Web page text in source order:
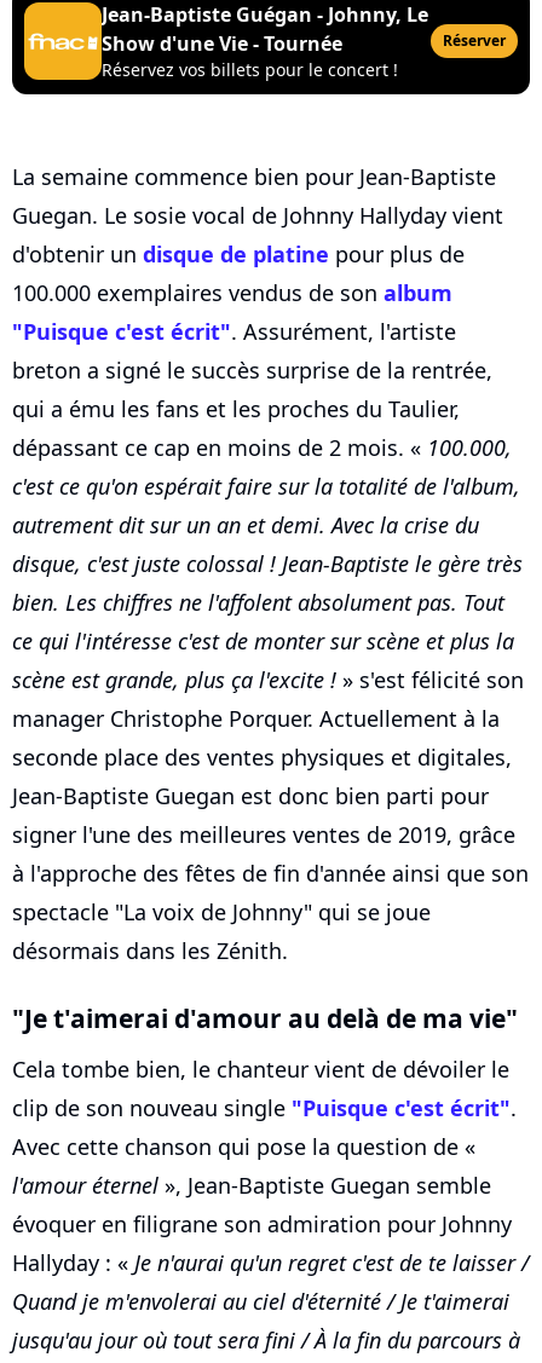
Jean-Baptiste Guégan - Johnny, Le
Show d'une Vie - Tournée
Réservez vos billets pour le concert !
Réserver
La semaine commence bien pour Jean-Baptiste
Guegan. Le sosie vocal de Johnny Hallyday vient
d'obtenir un disque de platine pour plus de
100.000 exemplaires vendus de son album
"Puisque c'est écrit". Assurément, l'artiste
breton a signé le succès surprise de la rentrée,
qui a ému les fans et les proches du Taulier,
dépassant ce cap en moins de 2 mois. « 100.000,
c'est ce qu'on espérait faire sur la totalité de l'album,
autrement dit sur un an et demi. Avec la crise du
disque, c'est juste colossal ! Jean-Baptiste le gère très
bien. Les chiffres ne l'affolent absolument pas. Tout
ce qui l'intéresse c'est de monter sur scène et plus la
scène est grande, plus ça l'excite ! » s'est félicité son
manager Christophe Porquer. Actuellement à la
seconde place des ventes physiques et digitales,
Jean-Baptiste Guegan est donc bien parti pour
signer l'une des meilleures ventes de 2019, grâce
à l'approche des fêtes de fin d'année ainsi que son
spectacle "La voix de Johnny" qui se joue
désormais dans les Zénith.
"Je t'aimerai d'amour au delà de ma vie"
Cela tombe bien, le chanteur vient de dévoiler le
clip de son nouveau single "Puisque c'est écrit".
Avec cette chanson qui pose la question de «
l'amour éternel », Jean-Baptiste Guegan semble
évoquer en filigrane son admiration pour Johnny
Hallyday : « Je n'aurai qu'un regret c'est de te laisser /
Quand je m'envolerai au ciel d'éternité / Je t'aimerai
jusqu'au jour où tout sera fini / À la fin du parcours à